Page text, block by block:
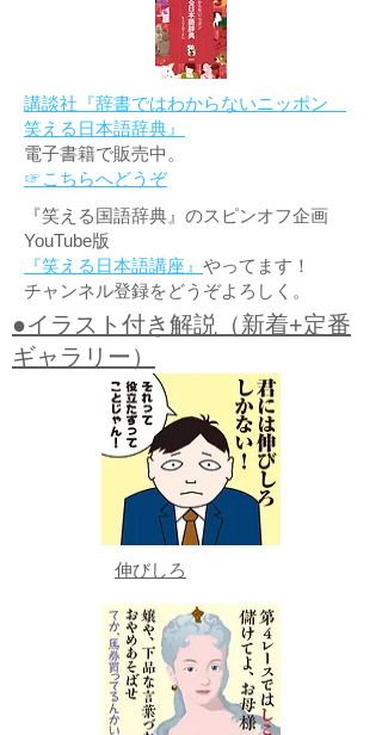
講談社『辞書ではわからないニッポン
笑える日本語辞典』
電子書籍で販売中。
☞こちらへどうぞ
『笑える国語辞典』のスピンオフ企画
YouTube版
『笑える日本語講座』 やってます！
チャンネル登録をどうぞよろしく。
●イラスト付き解説（新着+定番
ギャラリー）
伸びしろ